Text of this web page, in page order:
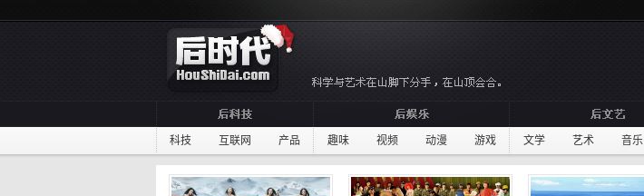
科技 互联网 产品 趣味 视频 动漫 游戏 文学 艺术 音乐